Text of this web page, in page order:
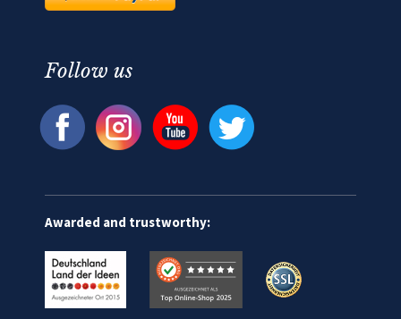
Follow us
Awarded and trustworthy: